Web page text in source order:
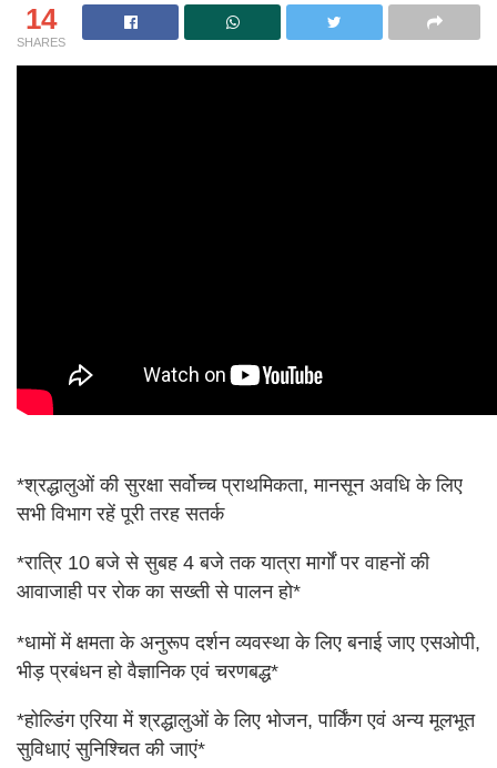
14
SHARES
*श्रद्धालुओं की सुरक्षा सर्वोच्च प्राथमिकता, मानसून अवधि के लिए
सभी विभाग रहें पूरी तरह सतर्क
*रात्रि 10 बजे से सुबह 4 बजे तक यात्रा मार्गों पर वाहनों की
आवाजाही पर रोक का सख्ती से पालन हो*
*धामों में क्षमता के अनुरूप दर्शन व्यवस्था के लिए बनाई जाए एसओपी,
भीड़ प्रबंधन हो वैज्ञानिक एवं चरणबद्ध*
*होल्डिंग एरिया में श्रद्धालुओं के लिए भोजन, पार्किंग एवं अन्य मूलभूत
सुविधाएं सुनिश्चित की जाएं*